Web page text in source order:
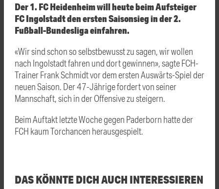
Der 1. FC Heidenheim will heute beim Aufsteiger
FC Ingolstadt den ersten Saisonsieg in der 2.
Fußball-Bundesliga einfahren.
«Wir sind schon so selbstbewusst zu sagen, wir wollen
nach Ingolstadt fahren und dort gewinnen», sagte FCH-
Trainer Frank Schmidt vor dem ersten Auswärts-Spiel der
neuen Saison. Der 47-Jährige fordert von seiner
Mannschaft, sich in der Offensive zu steigern.
Beim Auftakt letzte Woche gegen Paderborn hatte der
FCH kaum Torchancen herausgespielt.
DAS KÖNNTE DICH AUCH INTERESSIEREN